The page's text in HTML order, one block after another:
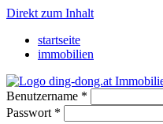
Direkt zum Inhalt
startseite
immobilien
Benutzername *
Passwort *